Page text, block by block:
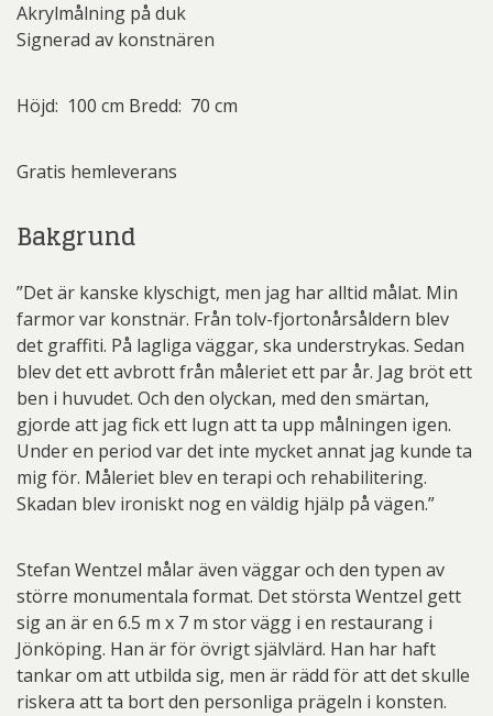
Akrylmålning på duk
Signerad av konstnären
Höjd: 100 cm Bredd: 70 cm
Gratis hemleverans
Bakgrund
”Det är kanske klyschigt, men jag har alltid målat. Min
farmor var konstnär. Från tolv-fjortonårsåldern blev
det graffiti. På lagliga väggar, ska understrykas. Sedan
blev det ett avbrott från måleriet ett par år. Jag bröt ett
ben i huvudet. Och den olyckan, med den smärtan,
gjorde att jag fick ett lugn att ta upp målningen igen.
Under en period var det inte mycket annat jag kunde ta
mig för. Måleriet blev en terapi och rehabilitering.
Skadan blev ironiskt nog en väldig hjälp på vägen.”
Stefan Wentzel målar även väggar och den typen av
större monumentala format. Det största Wentzel gett
sig an är en 6.5 m x 7 m stor vägg i en restaurang i
Jönköping. Han är för övrigt självlärd. Han har haft
tankar om att utbilda sig, men är rädd för att det skulle
riskera att ta bort den personliga prägeln i konsten.